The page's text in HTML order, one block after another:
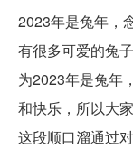
2023年是兔年，
有很多可爱的兔
为2023年是兔年
和快乐，所以大
这段顺口溜通过